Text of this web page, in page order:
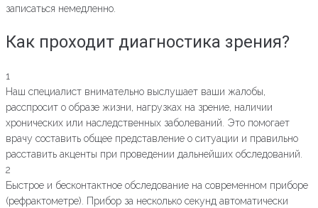
записаться немедленно.
Как проходит диагностика зрения?
1
Наш специалист внимательно выслушает ваши жалобы,
расспросит о образе жизни, нагрузках на зрение, наличии
хронических или наследственных заболеваний. Это помогает
врачу составить общее представление о ситуации и правильно
расставить акценты при проведении дальнейших обследований.
2
Быстрое и бесконтактное обследование на современном приборе
(рефрактометре). Прибор за несколько секунд автоматически